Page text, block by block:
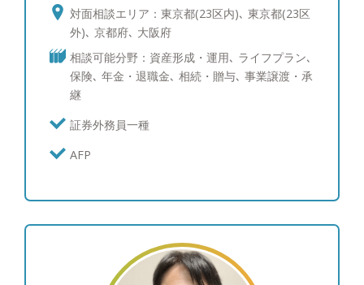
きました。法人のお客様に対しては、資産運用に加
え、資本政策、Ｍ＆Ａ、資金調達の助言を行ってき
ました。 私の信念は「お客様を中心に考え、行動
する」 というシンプルなものです。お客様の最善
の利益の観点から投資助言を行い、お客様と長くお
付き合いすることを目指しています。 私は、販売
員ではありません。コンサルタントとして、お客様
目標や夢をよく理解した上で、お客様のために意思
対面相談エリア：東京都(23区内)､ 東京都(23区
外)､ 京都府､ 大阪府
相談可能分野：資産形成・運用､ ライフプラン､
保険､ 年金・退職金､ 相続・贈与､ 事業譲渡・承
継
証券外務員一種
AFP